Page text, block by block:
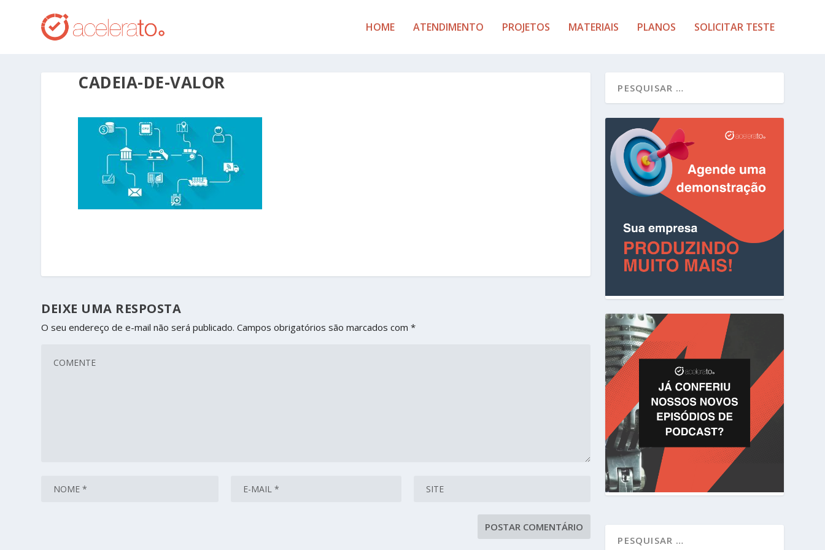
HOME ATENDIMENTO PROJETOS MATERIAIS PLANOS SOLICITAR TESTE
CADEIA-DE-VALOR
DEIXE UMA RESPOSTA
O seu endereço de e-mail não será publicado. Campos obrigatórios são marcados com*